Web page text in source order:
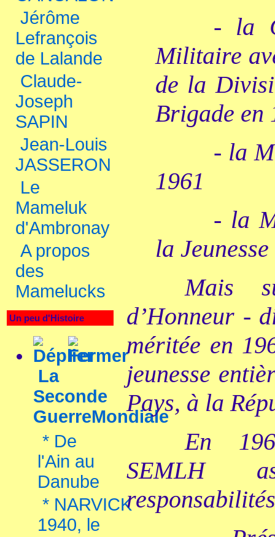
Jérôme
Lefrançois
de Lalande
Claude-
Joseph
SAPIN
Jean-Louis
JASSERON
Le
Mameluk
d'Ambronay
A propos
des
Mamelucks
Un peu d'Histoire
La
Seconde
GuerreMondiale
* De
l'Ain au
Danube
* NARVICK
1940, le
- la
Militaire
de la
Brigade en
- la
1961
- la
la
Mais
d’Honneur -
méritée en
jeunesse
Pays, à la
En
SEMLH